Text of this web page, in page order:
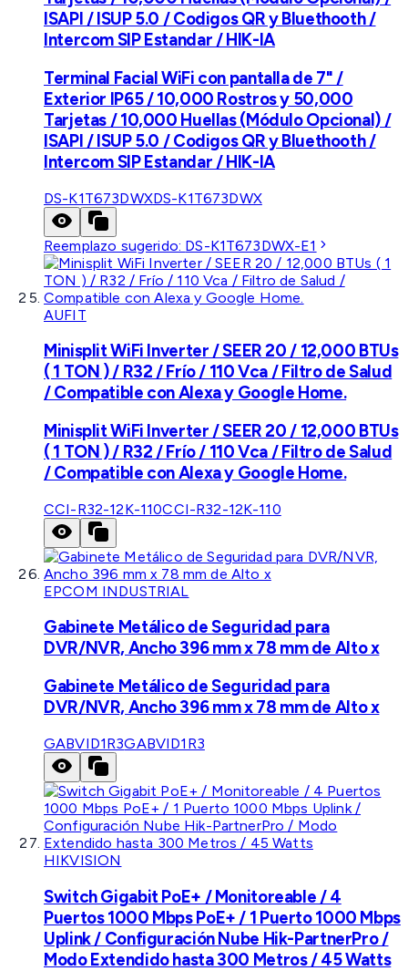
ISAPI / ISUP 5.0 / Codigos QR y Bluethooth /
Intercom SIP Estandar / HIK-IA
Terminal Facial WiFi con pantalla de 7" /
Exterior IP65 / 10,000 Rostros y 50,000
Tarjetas / 10,000 Huellas (Módulo Opcional) /
ISAPI / ISUP 5.0 / Codigos QR y Bluethooth /
Intercom SIP Estandar / HIK-IA
DS-K1T673DWXDS-K1T673DWX
Reemplazo sugerido: DS-K1T673DWX-E1
AUFIT
Minisplit WiFi Inverter / SEER 20 / 12,000 BTUs
( 1 TON ) / R32 / Frío / 110 Vca / Filtro de Salud
/ Compatible con Alexa y Google Home.
Minisplit WiFi Inverter / SEER 20 / 12,000 BTUs
( 1 TON ) / R32 / Frío / 110 Vca / Filtro de Salud
/ Compatible con Alexa y Google Home.
CCI-R32-12K-110CCI-R32-12K-110
EPCOM INDUSTRIAL
Gabinete Metálico de Seguridad para
DVR/NVR, Ancho 396 mm x 78 mm de Alto x
Gabinete Metálico de Seguridad para
DVR/NVR, Ancho 396 mm x 78 mm de Alto x
GABVID1R3GABVID1R3
HIKVISION
Switch Gigabit PoE+ / Monitoreable / 4
Puertos 1000 Mbps PoE+ / 1 Puerto 1000 Mbps
Uplink / Configuración Nube Hik-PartnerPro /
Modo Extendido hasta 300 Metros / 45 Watts